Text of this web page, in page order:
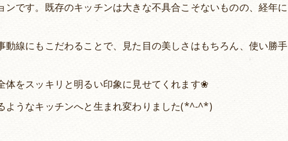
です。既存のキッチンは大きな不具合こそないものの、経年に
線にもこだわることで、見た目の美しさはもちろん、使い勝手
体をスッキリと明るい印象に見せてくれます❀
ようなキッチンへと生まれ変わりました(*^-^*)